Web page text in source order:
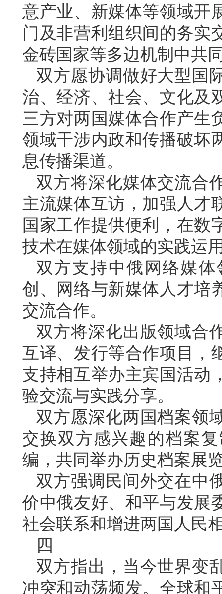
意产业、新媒体等领域开
门及非营利组织间的务实
金砖国家等多边机制中共
双方愿协调做好大型国
治、经济、社会、文化及
三方对两国媒体合作产生
领域干涉内政和传播破坏
息传播渠道。
双方将深化媒体交流合
主流媒体互访，加强人才
国家工作提供便利，在数
技术在媒体领域的实践运
双方支持中俄网络媒
创、网络与新媒体人才培
交流合作。
双方将深化出版领域合
互译、发行等合作项目，
支持相互举办主宾国活动
验交流与实践分享。
双方愿深化两国档案领
交换双方感兴趣的档案
编，共同举办历史档案展
双方强调民间外交在中
价中俄友好、和平与发展
社会联系和增进两国人民
四
双方指出，当今世界变
冲突和动荡频发。全球和